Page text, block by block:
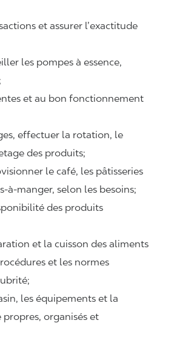
et assurer l’exactitude
les pompes à essence,
et au bon fonctionnement
effectuer la rotation, le
des produits;
le café, les pâtisseries
à-manger, selon les besoins;
des produits
et la cuisson des aliments
et les normes
les équipements et la
organisés et